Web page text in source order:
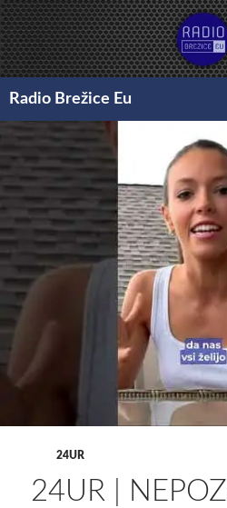
Preskoči
na
vsebino
Radio Brežice Eu
24UR
24UR |